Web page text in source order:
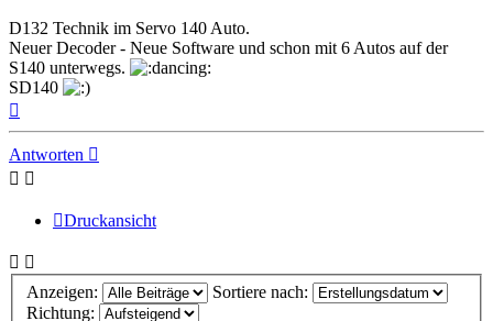
D132 Technik im Servo 140 Auto.
Neuer Decoder - Neue Software und schon mit 6 Autos auf der
S140 unterwegs.
SD140
Antworten
Druckansicht
Anzeigen:
Sortiere nach:
Richtung: